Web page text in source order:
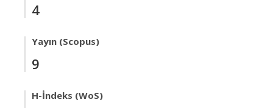
4
Yayın (Scopus)
9
H-İndeks (WoS)